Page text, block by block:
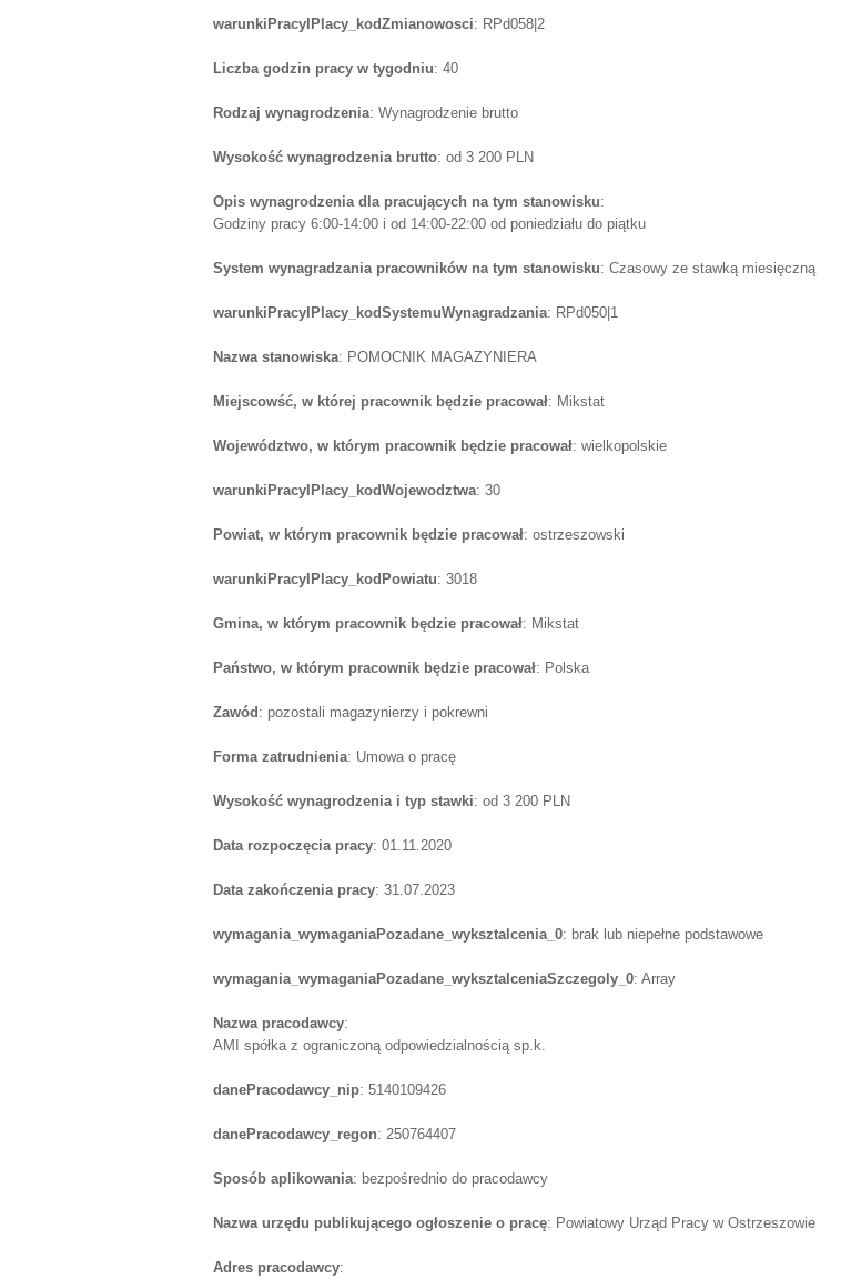
warunkiPracyIPlacy_kodZmianowosci: RPd058|2
Liczba godzin pracy w tygodniu: 40
Rodzaj wynagrodzenia: Wynagrodzenie brutto
Wysokość wynagrodzenia brutto: od 3 200 PLN
Opis wynagrodzenia dla pracujących na tym stanowisku:
Godziny pracy 6:00-14:00 i od 14:00-22:00 od poniedziału do piątku
System wynagradzania pracowników na tym stanowisku: Czasowy ze stawką miesięczną
warunkiPracyIPlacy_kodSystemuWynagradzania: RPd050|1
Nazwa stanowiska: POMOCNIK MAGAZYNIERA
Miejscowść, w której pracownik będzie pracował: Mikstat
Województwo, w którym pracownik będzie pracował: wielkopolskie
warunkiPracyIPlacy_kodWojewodztwa: 30
Powiat, w którym pracownik będzie pracował: ostrzeszowski
warunkiPracyIPlacy_kodPowiatu: 3018
Gmina, w którym pracownik będzie pracował: Mikstat
Państwo, w którym pracownik będzie pracował: Polska
Zawód : pozostali magazynierzy i pokrewni
Forma zatrudnienia: Umowa o pracę
Wysokość wynagrodzenia i typ stawki: od 3 200 PLN
Data rozpoczęcia pracy: 01.11.2020
Data zakończenia pracy: 31.07.2023
wymagania_wymaganiaPozadane_wyksztalcenia_0: brak lub niepełne podstawowe
wymagania_wymaganiaPozadane_wyksztalceniaSzczegoly_0: Array
Nazwa pracodawcy:
AMI spółka z ograniczoną odpowiedzialnością sp.k.
danePracodawcy_nip: 5140109426
danePracodawcy_regon: 250764407
Sposób aplikowania: bezpośrednio do pracodawcy
Nazwa urzędu publikującego ogłoszenie o pracę: Powiatowy Urząd Pracy w Ostrzeszowie
Adres pracodawcy: